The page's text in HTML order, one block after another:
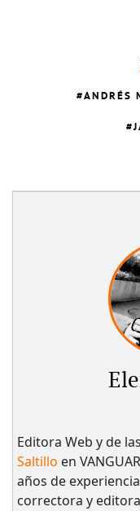
ANDRÉS
Editora Web y de
Saltillo en
años de
correctora y